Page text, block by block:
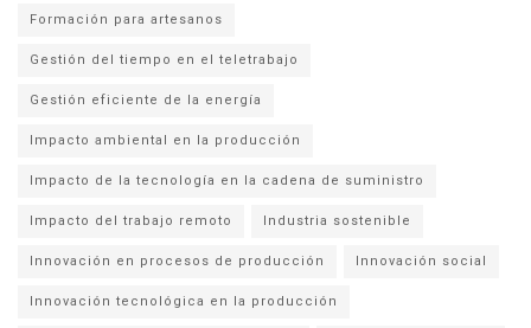
Formación para artesanos
Gestión del tiempo en el teletrabajo
Gestión eficiente de la energía
Impacto ambiental en la producción
Impacto de la tecnología en la cadena de suministro
Impacto del trabajo remoto Industria sostenible
Innovación en procesos de producción Innovación social
Innovación tecnológica en la producción